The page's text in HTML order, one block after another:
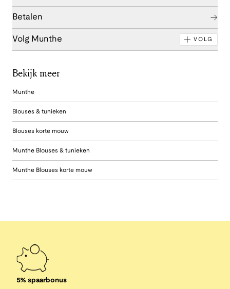
Betalen
Volg Munthe VOLG
Bekijk meer
Munthe
Blouses & tunieken
Blouses korte mouw
Munthe Blouses & tunieken
Munthe Blouses korte mouw
5% spaarbonus